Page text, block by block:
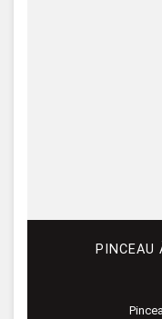
PINCEAU